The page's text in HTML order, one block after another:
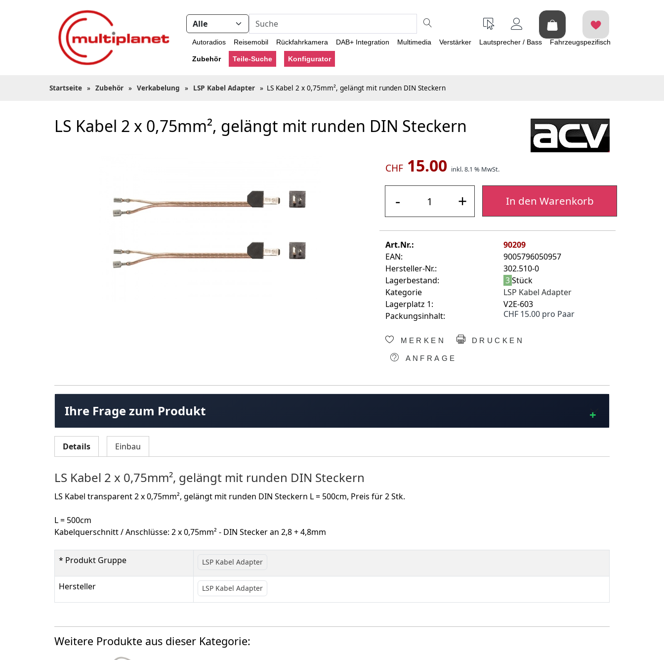
Autoradios Reisemobil Rückfahrkamera DAB+ Integration Multimedia Verstärker Lautsprecher / Bass Fahrzeugspezifisch
Zubehör Teile-Suche Konfigurator
Startseite » Zubehör » Verkabelung » LSP Kabel Adapter » LS Kabel 2 x 0,75mm², gelängt mit runden DIN Steckern
LS Kabel 2 x 0,75mm², gelängt mit runden DIN Steckern
CHF15.00 inkl. 8.1 % MwSt.
- + In den Warenkorb
Art.Nr.:
90209
EAN:
9005796050957
Hersteller-Nr.:
302.510-0
Lagerbestand:
3Stück
Kategorie
LSP Kabel Adapter
Lagerplatz 1:
V2E-603
Packungsinhalt:
CHF 15.00 pro Paar
MERKEN DRUCKEN
ANFRAGE
Ihre Frage zum Produkt
Details Einbau
LS Kabel 2 x 0,75mm², gelängt mit runden DIN Steckern
LS Kabel transparent 2 x 0,75mm², gelängt mit runden DIN Steckern L = 500cm, Preis für 2 Stk.
L = 500cm
Kabelquerschnitt / Anschlüsse: 2 x 0,75mm² - DIN Stecker an 2,8 + 4,8mm
* Produkt Gruppe LSP Kabel Adapter
Hersteller LSP Kabel Adapter
Weitere Produkte aus dieser Kategorie: